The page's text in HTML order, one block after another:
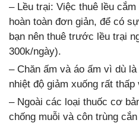
– Lều trại: Việc thuê lều
hoàn toàn đơn giản, để có
bạn nên thuê trước lều trại
300k/ngày).
– Chăn ấm và áo ấm vì dù
nhiệt độ giảm xuống rất thấp
– Ngoài các loại thuốc cơ
chống muỗi và côn trùng cắn